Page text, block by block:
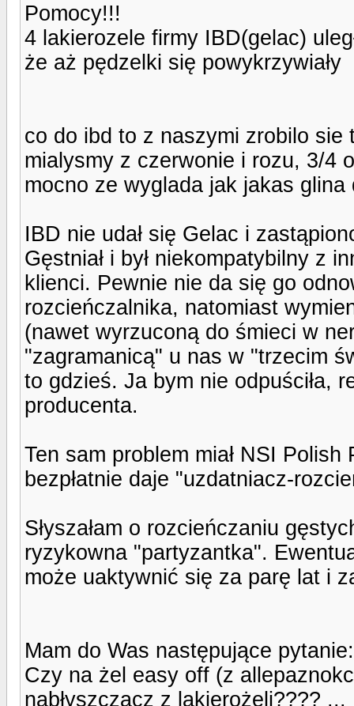
Pomocy!!!
4 lakierozele firmy IBD(gelac)
że aż pędzelki się powykrzywiały
co do ibd to z naszymi zrobilo
mialysmy z czerwonie i rozu, 3/4
mocno ze wyglada jak jakas
IBD nie udał się Gelac i
Gęstniał i był niekompatybilny z
klienci. Pewnie nie da się go
rozcieńczalnika, natomiast
(nawet wyrzuconą do śmieci w
"zagramanicą" u nas w "trzecim
to gdzieś. Ja bym nie odpuściła,
producenta.
Ten sam problem miał NSI
bezpłatnie daje "uzdatniacz-
Słyszałam o rozcieńczaniu
ryzykowna "partyzantka".
może uaktywnić się za parę lat i
Mam do Was następujące pytanie:
Czy na żel easy off (z
nabłyszczacz z lakierożeli???? ...